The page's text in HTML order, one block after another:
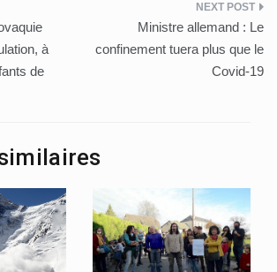
à
de
Ministre allemand : Le
confinement tuera plus que le
Covid-19